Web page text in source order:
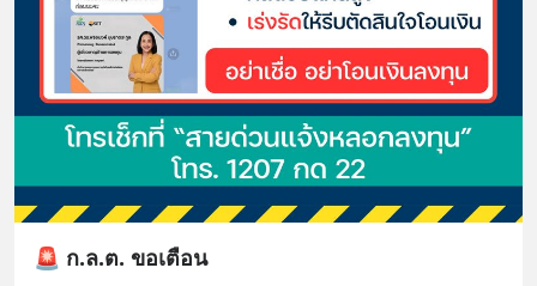
🚨 ก.ล.ต. ขอเตือน